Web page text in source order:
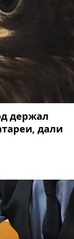
держал
дали